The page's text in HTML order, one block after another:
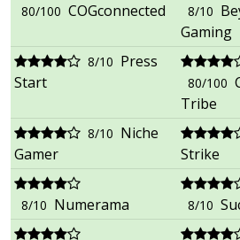
80/100 COGconnected 8/10
Gaming
8/10 Press
Start
80/100
Tribe
8/10 Niche
Gamer
Strike
8/10 Numerama 8/10